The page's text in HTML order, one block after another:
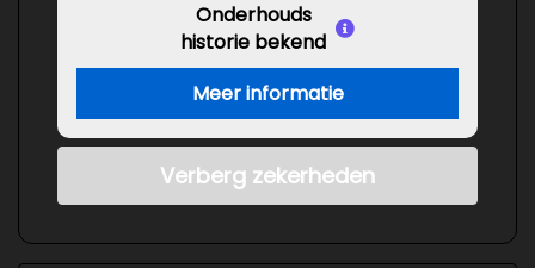
Onderhouds
historie bekend
Meer informatie
Verberg zekerheden